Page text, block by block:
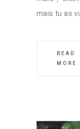
mais tu as
READ
MORE